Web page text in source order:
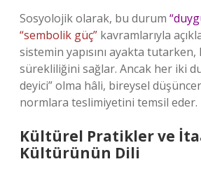
Sosyolojik olarak, bu durum
“sembolik güç” kavramlarıyla
sistemin yapısını ayakta
sürekliliğini sağlar. Ancak her iki
deyici” olma hâli, bireysel
normlara teslimiyetini temsil eder.
Kültürel Pratikler ve
Kültürünün Dili